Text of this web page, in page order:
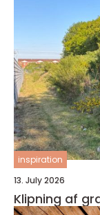
inspiration
13. July 2026
Klipning af